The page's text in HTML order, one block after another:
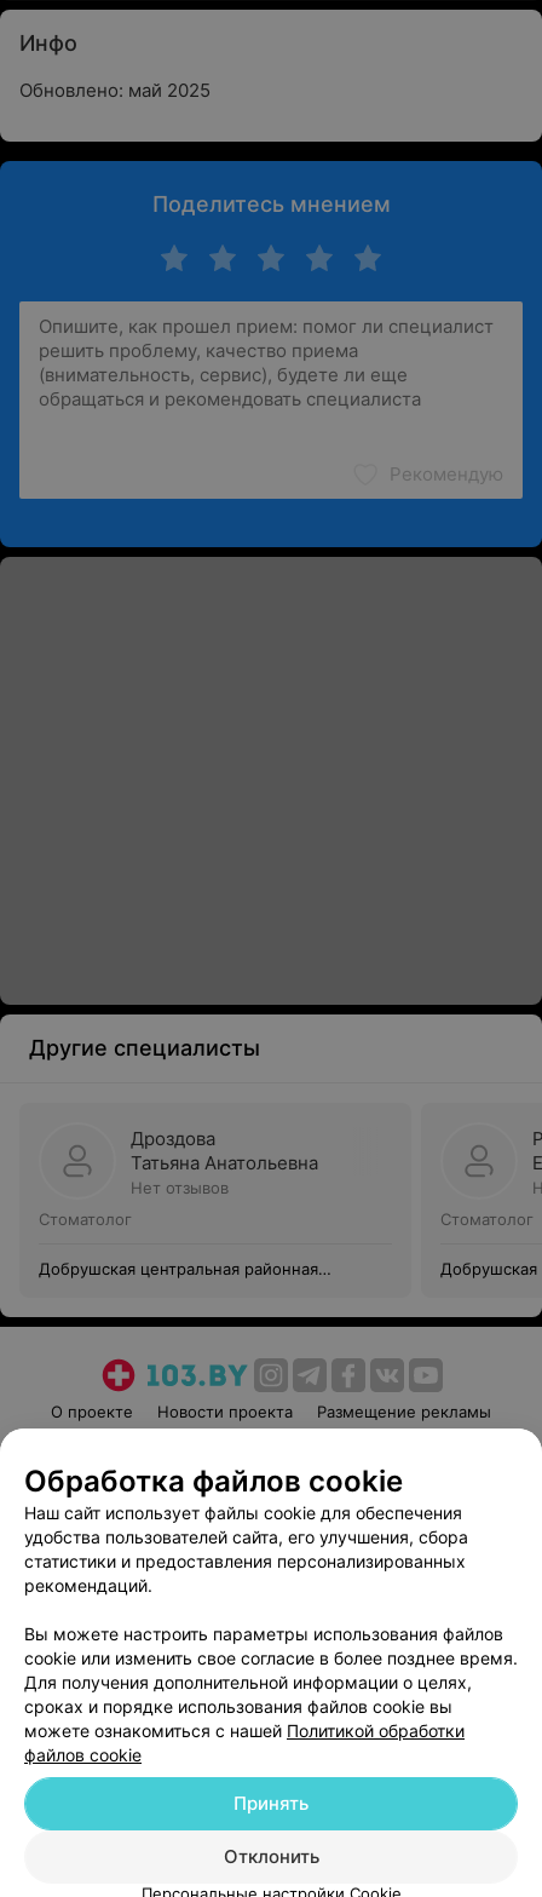
Инфо
Обновлено: май 2025
Поделитесь мнением
Рекомендую
Другие специалисты
Дроздова
Татьяна Анатольевна
Нет отзывов
Стоматолог
Добрушская центральная районная
Стоматолог
Добрушская
О проекте Новости проекта
Размещение рекламы
Пользовательское соглашение
Способы оплаты
Вакансии
Партнеры
Написать руководителю 103.by
Обработка персональных данных
© 2026 ООО «Артокс Лаб», УНП 191700409
| 220012, Республика Беларусь,
Служба поддержки +375 291212755
Обработка файлов cookie
Наш сайт использует файлы cookie для обеспечения
удобства пользователей сайта, его улучшения, сбора
статистики и предоставления персонализированных
рекомендаций.
Вы можете настроить параметры использования файлов
cookie или изменить свое согласие в более позднее время.
Для получения дополнительной информации о целях,
сроках и порядке использования файлов cookie вы
можете ознакомиться с нашей Политикой обработки
файлов cookie
Отклонить
Принять